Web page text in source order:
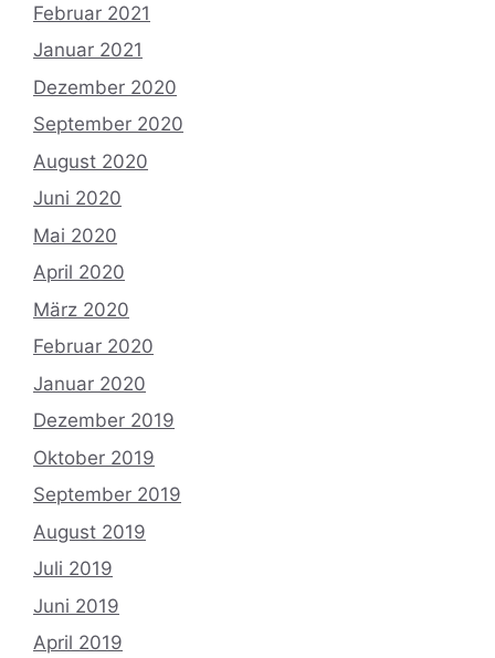
Februar 2021
Januar 2021
Dezember 2020
September 2020
August 2020
Juni 2020
Mai 2020
April 2020
März 2020
Februar 2020
Januar 2020
Dezember 2019
Oktober 2019
September 2019
August 2019
Juli 2019
Juni 2019
April 2019